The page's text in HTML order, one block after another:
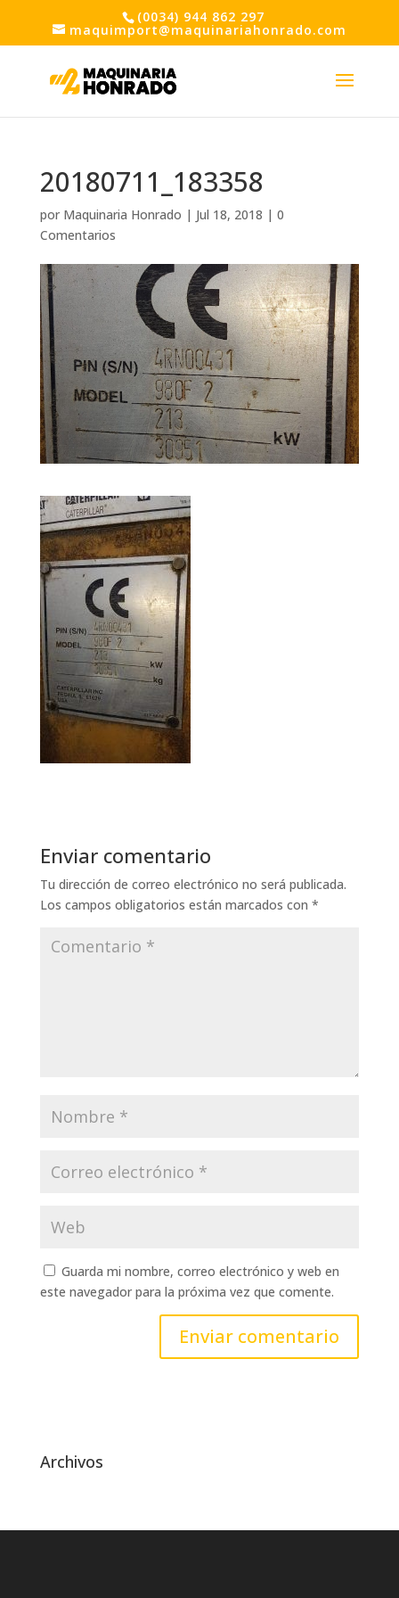
(0034) 944 862 297
maquimport@maquinariahonrado.com
20180711_183358
por Maquinaria Honrado | Jul 18, 2018 | 0
Comentarios
Enviar comentario
Tu dirección de correo electrónico no será publicada.
Los campos obligatorios están marcados con *
Guarda mi nombre, correo electrónico y web en
este navegador para la próxima vez que comente.
Archivos